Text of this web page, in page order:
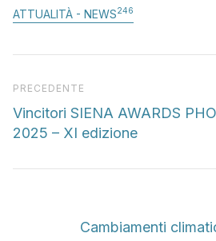
ATTUALITÀ - NEWS246
Articolo precedente
PRECEDENTE
Vincitori SIENA AWARDS
2025 – XI edizione
Cambiamenti